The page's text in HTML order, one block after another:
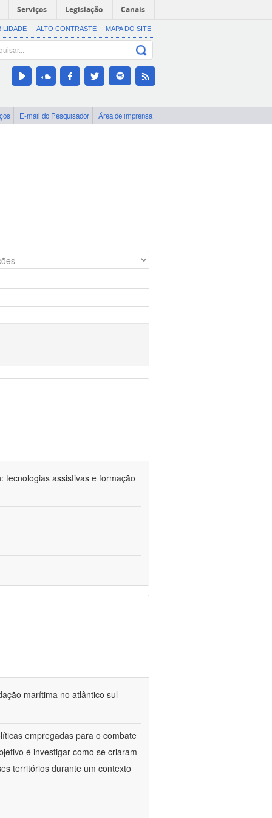
Serviços Legislação Canais
ALTO CONTRASTE MAPA DO SITE
E-mail do Pesquisador Área de imprensa
tecnologias assistivas e formação
marítima no atlântico sul
empregadas para o combate
é investigar como se criaram
territórios durante um contexto